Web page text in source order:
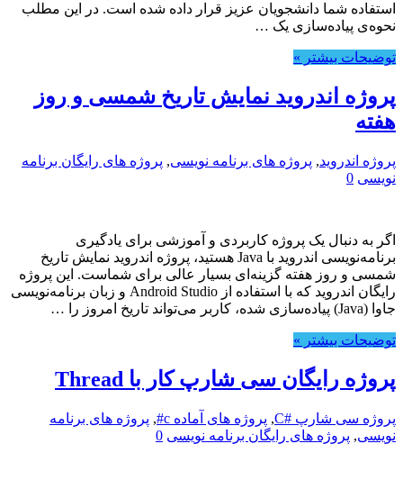
استفاده شما دانشجویان عزیز قرار داده شده است. در این مطلب
نحوه‌ی پیاده‌سازی یک …
توضیحات بیشتر »
پروژه اندروید نمایش تاریخ شمسی و روز
هفته
پروژه اندروید, پروژه های برنامه نویسی, پروژه های رایگان برنامه
نویسی 0
اگر به دنبال یک پروژه کاربردی و آموزشی برای یادگیری
برنامه‌نویسی اندروید با Java هستید، پروژه اندروید نمایش تاریخ
شمسی و روز هفته گزینه‌ای بسیار عالی برای شماست. این پروژه
رایگان اندروید که با استفاده از Android Studio و زبان برنامه‌نویسی
جاوا (Java) پیاده‌سازی شده، کاربر می‌تواند تاریخ امروز را …
توضیحات بیشتر »
پروژه رایگان سی شارپ کار با Thread
پروژه سی شارپ #C , پروژه های آماده c# , پروژه های برنامه
نویسی, پروژه های رایگان برنامه نویسی 0